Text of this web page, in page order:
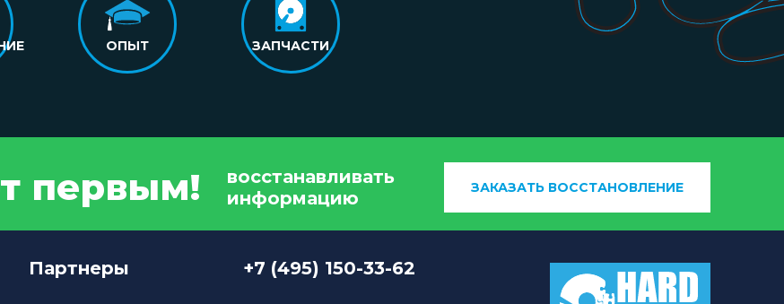
ОПЫТ ЗАПЧАСТИ
первым!
восстанавливать
информацию
ЗАКАЗАТЬ ВОССТАНОВЛЕНИЕ
Партнеры +7 (495) 150-33-62